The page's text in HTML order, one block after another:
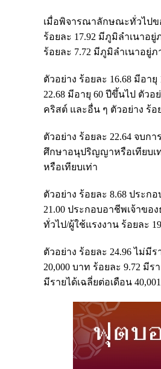
เมื่อพิจารณาลักษณะทั่วไปข
ร้อยละ 17.92 มีภูมิลำเนาอ
ร้อยละ 7.72 มีภูมิลำเนาอยู่
ตัวอย่าง ร้อยละ 16.68 มีอายุ
22.68 มีอายุ 60 ปีขึ้นไป ตัว
คริสต์ และอื่น ๆ ตัวอย่าง ร้อ
ตัวอย่าง ร้อยละ 22.64 จบก
ศึกษาอนุปริญญาหรือเทียบเ
หรือเทียบเท่า
ตัวอย่าง ร้อยละ 8.68 ประ
21.00 ประกอบอาชีพเจ้าขอ
ทั่วไป/ผู้ใช้แรงงาน ร้อยละ
ตัวอย่าง ร้อยละ 24.96 ไม่มีร
20,000 บาท ร้อยละ 9.72 มีร
มีรายได้เฉลี่ยต่อเดือน